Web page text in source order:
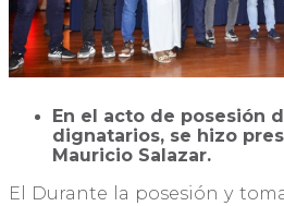
En el acto de posesión
dignatarios, se hizo
Mauricio Salazar.
El Durante la posesión y